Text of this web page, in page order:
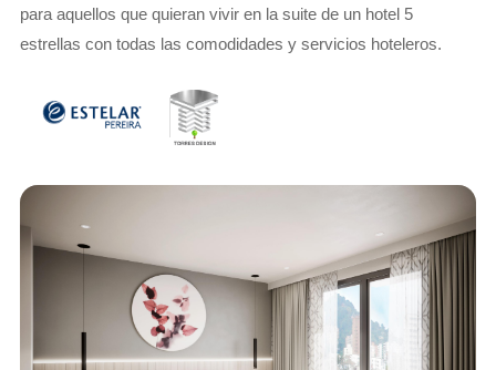
para aquellos que quieran vivir en la suite de un hotel 5
estrellas con todas las comodidades y servicios hoteleros.